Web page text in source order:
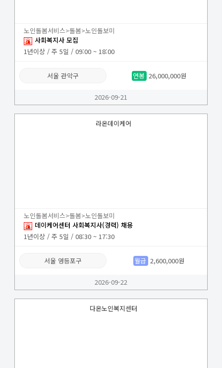
노인돌봄서비스>돌봄>노인돌보미
사회복지사 모집
1년이상 / 주 5일 / 09:00 ~ 18:00
서울 관악구 연봉 26,000,000원
2026-09-21
라온데이케어
노인돌봄서비스>돌봄>노인돌보미
데이케어센터 사회복지사(경력) 채용
1년이상 / 주 5일 / 08:30 ~ 17:30
서울 영등포구 월급 2,600,000원
2026-09-22
다온노인복지센터